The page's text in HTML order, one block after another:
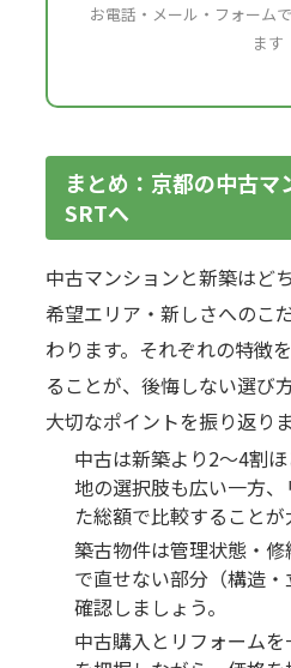
お電話・メール・フォーム
ます
まとめ：京都の中古マ
SRTへ
中古マンションと新築はど
希望エリア・新しさへのこ
わります。それぞれの特徴
ることが、後悔しない選び
大切なポイントを振り返りま
中古は新築より2〜4割
地の選択肢も広い一方
た総額で比較することが
築古物件は管理状態・
で直せない部分（構造
確認しましょう。
中古購入とリフォーム